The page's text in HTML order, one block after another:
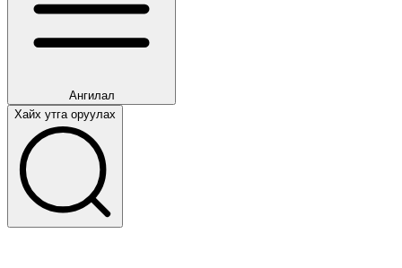
Ангилал
Хайх утга оруулах